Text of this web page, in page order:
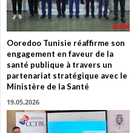
Ooredoo Tunisie réaffirme son
engagement en faveur de la
santé publique à travers un
partenariat stratégique avec le
Ministère de la Santé
19.05.2026